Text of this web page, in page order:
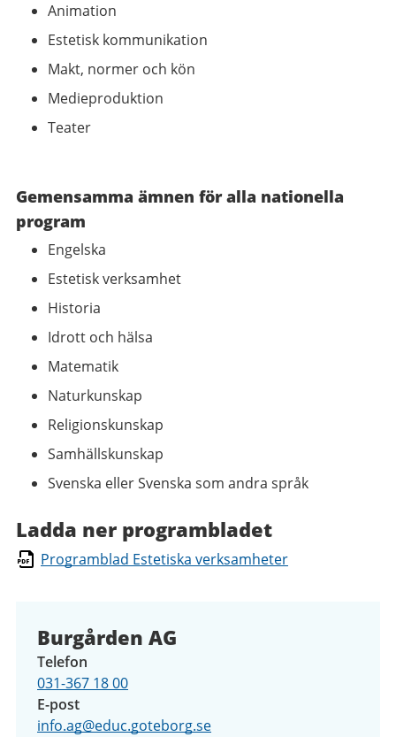
Animation
Estetisk kommunikation
Makt, normer och kön
Medieproduktion
Teater
Gemensamma ämnen för alla nationella
program
Engelska
Estetisk verksamhet
Historia
Idrott och hälsa
Matematik
Naturkunskap
Religionskunskap
Samhällskunskap
Svenska eller Svenska som andra språk
Ladda ner programbladet
Programblad Estetiska verksamheter
Burgården AG
Telefon
031-367 18 00
E-post
info.ag@educ.goteborg.se